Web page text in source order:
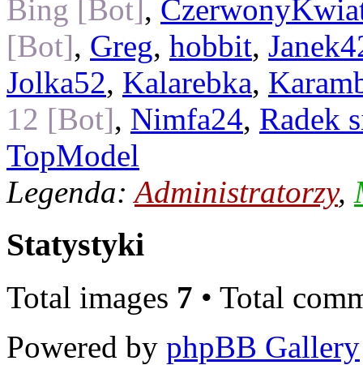
Bing [Bot],
[Bot], Greg, hobbit,
Jolka52, Kalarebka,
12 [Bot], Nimfa24, Radek
TopModel
Legenda:Administratorzy,
Statystyki
Total images 7 • Total
Powered by phpBB Gallery